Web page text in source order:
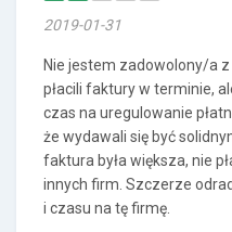
2019-01-31
Nie jestem zadowolony/a
płacili faktury w terminie,
czas na uregulowanie
że wydawali się być
faktura była większa, nie
innych firm. Szczerze
i czasu na tę firmę.